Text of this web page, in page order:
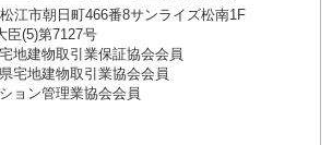
江市朝日町466番8サンライズ松南1F
臣(5)第7127号
地建物取引業保証協会会員
宅地建物取引業協会会員
ョン管理業協会会員